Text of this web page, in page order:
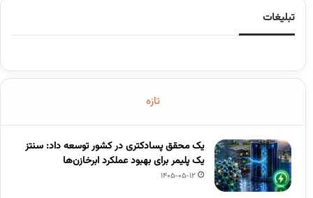
تبلیغات
تازه
یک محقق پسادکتری در کشور توسعه داد: سنتز
یک پلیمر برای بهبود عملکرد ابرخازن‌ها
1405-05-12